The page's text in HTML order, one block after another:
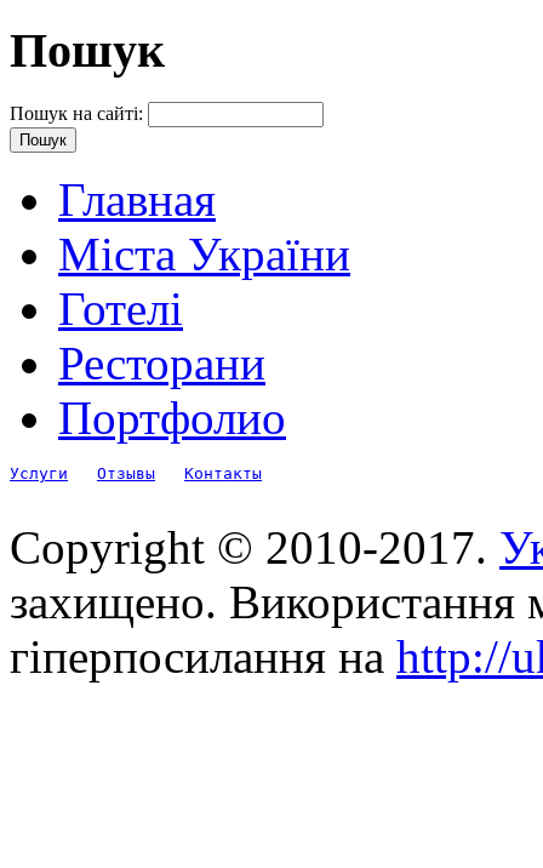
Пошук
Пошук на сайті:
Главная
Міста України
Готелі
Ресторани
Портфолио
Услуги Отзывы Контакты
Copyright © 2010-2017.
захищено. Використання
гіперпосилання на http://